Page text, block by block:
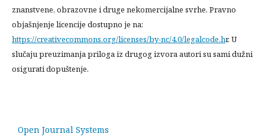
znanstvene, obrazovne i druge nekomercijalne svrhe. Pravno
objašnjenje licencije dostupno je na:
https://creativecommons.org/licenses/by-nc/4.0/legalcode.hr. U
slučaju preuzimanja priloga iz drugog izvora autori su sami dužni
osigurati dopuštenje.
Open Journal Systems